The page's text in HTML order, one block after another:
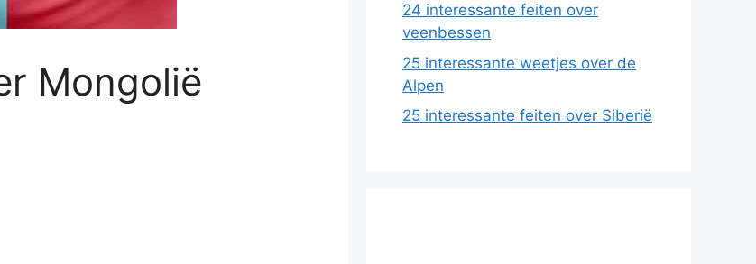
Mongolië
24 interessante feiten over
veenbessen
25 interessante weetjes over de
Alpen
25 interessante feiten over Siberië